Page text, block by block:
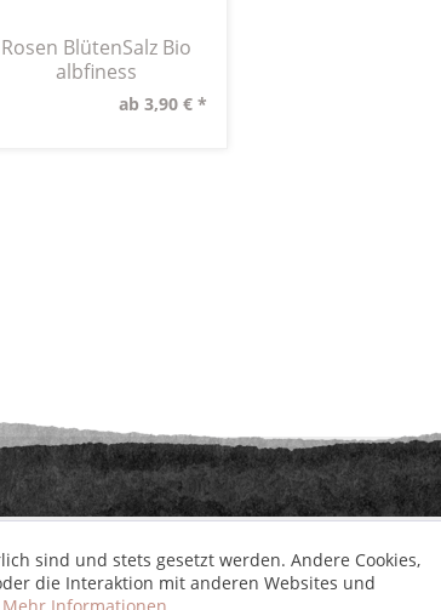
Rosen BlütenSalz Bio
albfiness
ab 3,90 € *
Versandkosten und ggf. Nachnahmegebühren, wenn nicht anders
der digitalenwollwinderei
sind und stets gesetzt werden. Andere Cookies,
die Interaktion mit anderen Websites und